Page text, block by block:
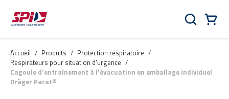
Aller au contenu principal
Skip to menu
Skip to footer
Rechercher
Accueil / Produits / Protection respiratoire /
Respirateurs pour situation d'urgence /
Cagoule d'entraînement à l'évacuation en emballage individuel
Dräger Parat®